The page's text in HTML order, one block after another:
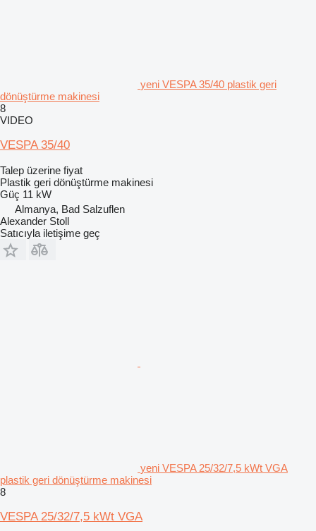
yeni VESPA 35/40 plastik geri
dönüştürme makinesi
8
VIDEO
VESPA 35/40
Talep üzerine fiyat
Plastik geri dönüştürme makinesi
Güç 11 kW
Almanya, Bad Salzuflen
Alexander Stoll
Satıcıyla iletişime geç
yeni VESPA 25/32/7,5 kWt VGA​
plastik geri dönüştürme makinesi
8
VESPA 25/32/7,5 kWt VGA​